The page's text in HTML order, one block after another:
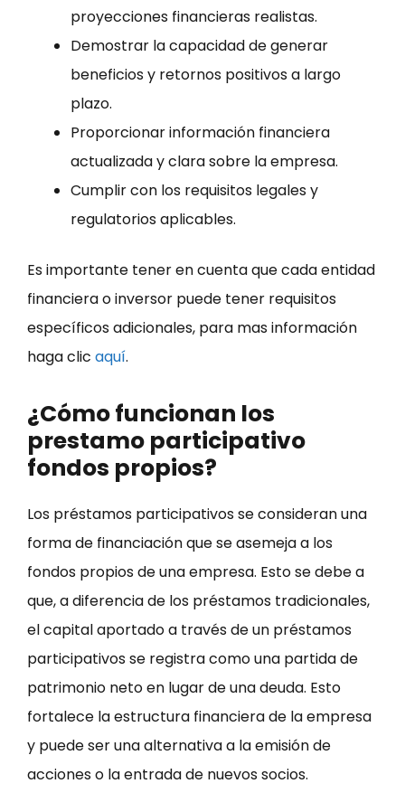
proyecciones financieras realistas.
Demostrar la capacidad de generar
beneficios y retornos positivos a largo
plazo.
Proporcionar información financiera
actualizada y clara sobre la empresa.
Cumplir con los requisitos legales y
regulatorios aplicables.
Es importante tener en cuenta que cada entidad
financiera o inversor puede tener requisitos
específicos adicionales, para mas información
haga clic aquí.
¿Cómo funcionan los
prestamo participativo
fondos propios?
Los préstamos participativos se consideran una
forma de financiación que se asemeja a los
fondos propios de una empresa. Esto se debe a
que, a diferencia de los préstamos tradicionales,
el capital aportado a través de un préstamos
participativos se registra como una partida de
patrimonio neto en lugar de una deuda. Esto
fortalece la estructura financiera de la empresa
y puede ser una alternativa a la emisión de
acciones o la entrada de nuevos socios.